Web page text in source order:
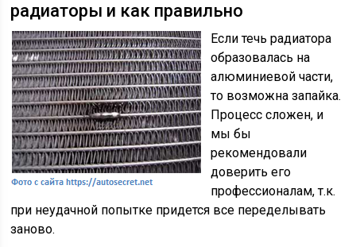
радиаторы и как правильно
Если течь радиатора
образовалась на
алюминиевой части,
то возможна запайка.
Процесс сложен, и
мы бы
рекомендовали
доверить его
профессионалам, т.к.
при неудачной попытке придется все переделывать
заново.